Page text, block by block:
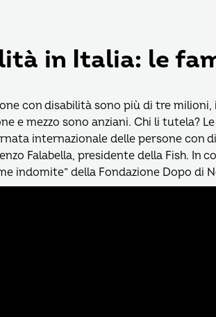
in Italia: le
con disabilità sono più di tre milioni,
e mezzo sono anziani. Chi li tutela?
internazionale delle persone con
Falabella, presidente della Fish. In
indomite” della Fondazione Dopo di